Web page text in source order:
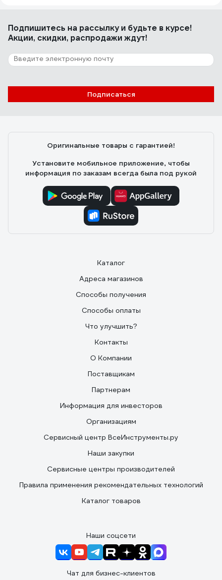
Подпишитесь на рассылкуи будьте в курсе!
Акции, скидки, распродажи ждут!
Подписаться
Оригинальные товары с гарантией!
Установите мобильное приложение, чтобы
информация по заказам всегда была под рукой
Каталог
Адреса магазинов
Способы получения
Способы оплаты
Что улучшить?
Контакты
О Компании
Поставщикам
Партнерам
Информация для инвесторов
Организациям
Сервисный центр ВсеИнструменты.ру
Наши закупки
Сервисные центры производителей
Правила применения рекомендательных технологий
Каталог товаров
Наши соцсети
Чат для бизнес-клиентов